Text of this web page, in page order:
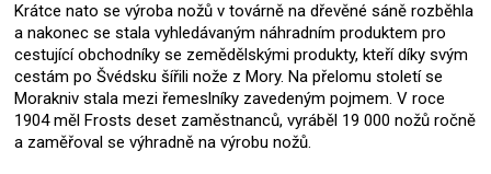
Krátce nato se výroba nožů v továrně na dřevěné sáně rozběhla
a nakonec se stala vyhledávaným náhradním produktem pro
cestující obchodníky se zemědělskými produkty, kteří díky svým
cestám po Švédsku šířili nože z Mory. Na přelomu století se
Morakniv stala mezi řemeslníky zavedeným pojmem. V roce
1904 měl Frosts deset zaměstnanců, vyráběl 19 000 nožů ročně
a zaměřoval se výhradně na výrobu nožů.